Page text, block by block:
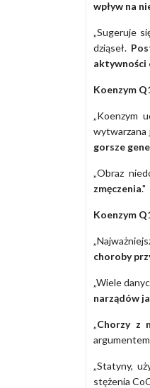
wpływ na
„Sugeruje
dziąseł.
aktywności
Koenzym
„Koenzym
gorsze
„Obraz
zmęczenia."
Koenzym
choroby
„Wiele
narządów
„Chorzy z
argumentem
„Statyny,
stężenia